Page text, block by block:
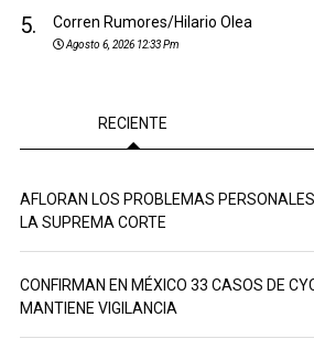
5. Corren Rumores/Hilario Olea
Agosto 6, 2026 12:33 Pm
RECIENTE
AFLORAN LOS PROBLEMAS
LA SUPREMA CORTE
CONFIRMAN EN MÉXICO 33 CASOS DE
MANTIENE VIGILANCIA